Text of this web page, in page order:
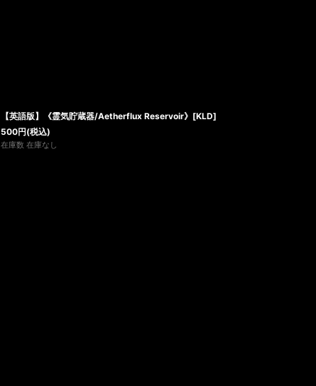
【英語版】《霊気貯蔵器/Aetherflux Reservoir》[KLD]
500円(税込)
在庫数 在庫なし